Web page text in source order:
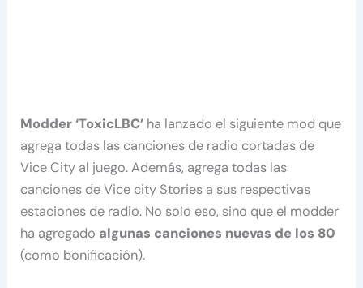
Modder ‘ToxicLBC’ ha lanzado el siguiente mod que
agrega todas las canciones de radio cortadas de
Vice City al juego. Además, agrega todas las
canciones de Vice city Stories a sus respectivas
estaciones de radio. No solo eso, sino que el modder
ha agregado algunas canciones nuevas de los 80
(como bonificación).